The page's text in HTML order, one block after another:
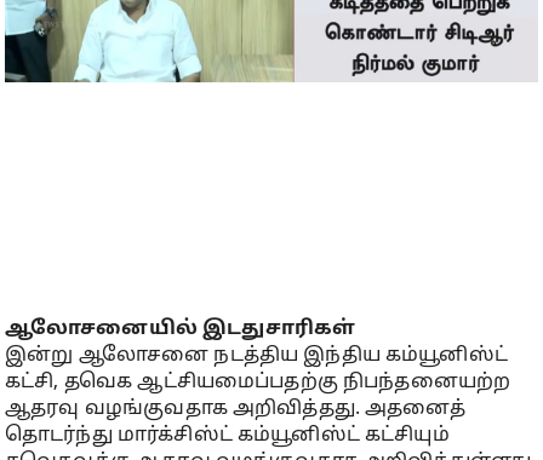
ஆலோசனையில் இடதுசாரிகள்
இன்று ஆலோசனை நடத்திய இந்திய கம்யூனிஸ்ட்
கட்சி, தவெக ஆட்சியமைப்பதற்கு நிபந்தனையற்ற
ஆதரவு வழங்குவதாக அறிவித்தது. அதனைத்
தொடர்ந்து மார்க்சிஸ்ட் கம்யூனிஸ்ட் கட்சியும்